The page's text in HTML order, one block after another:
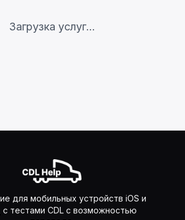
Загрузка услуг...
для мобильных устройств iOS и
с тестами CDL с возможностью